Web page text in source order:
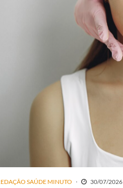
SAÚDE MINUTO 30/07/2026